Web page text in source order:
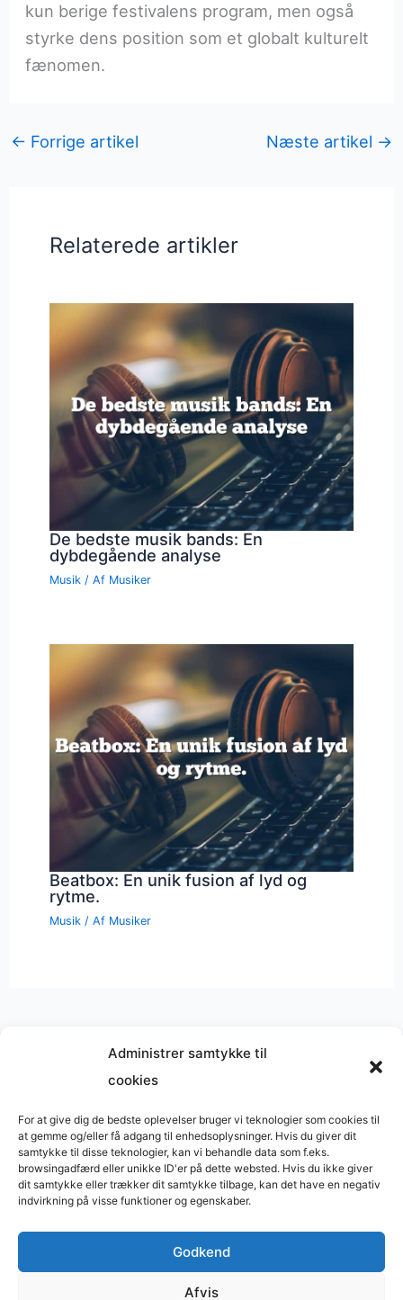
Administrer samtykke til
cookies
For at give dig de bedste oplevelser bruger vi teknologier som cookies til
at gemme og/eller få adgang til enhedsoplysninger. Hvis du giver dit
samtykke til disse teknologier, kan vi behandle data som f.eks.
browsingadfærd eller unikke ID'er på dette websted. Hvis du ikke giver
dit samtykke eller trækker dit samtykke tilbage, kan det have en negativ
indvirkning på visse funktioner og egenskaber.
Godkend
Afvis
kun berige festivalens program, men også
styrke dens position som et globalt kulturelt
fænomen.
← Forrige artikel Næste artikel →
Relaterede artikler
De bedste musik bands: En
dybdegående analyse
Musik / Af Musiker
Beatbox: En unik fusion af lyd og
rytme.
Musik / Af Musiker
Musik på
Copyright © 2026 BasimWorld
Udviklet afWebbureau.dk
Bygget medWordPress
Restaurant
Restauranter